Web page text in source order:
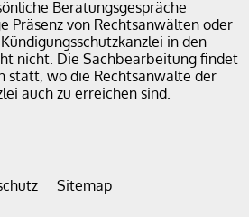
Beratungsgespräche
Präsenz von Rechtsanwälten oder
in den
nicht. Die Sachbearbeitung findet
statt, wo die Rechtsanwälte der
auch zu erreichen sind.
Sitemap